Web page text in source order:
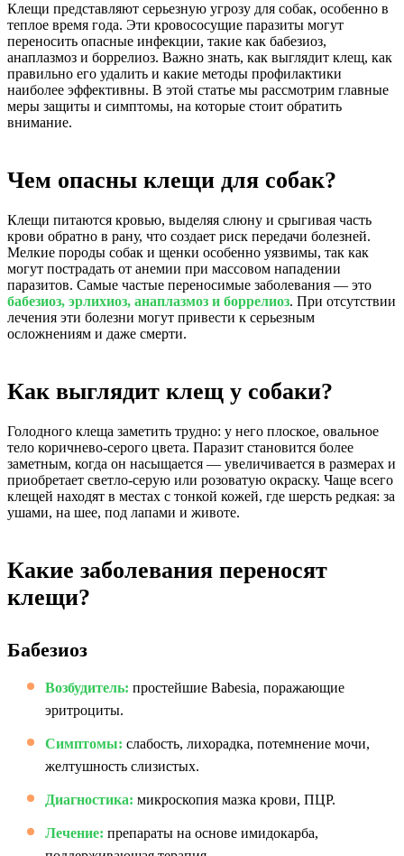
Клещи представляют серьезную угрозу для собак, особенно в
теплое время года. Эти кровососущие паразиты могут
переносить опасные инфекции, такие как бабезиоз,
анаплазмоз и боррелиоз. Важно знать, как выглядит клещ, как
правильно его удалить и какие методы профилактики
наиболее эффективны. В этой статье мы рассмотрим главные
меры защиты и симптомы, на которые стоит обратить
внимание.
Чем опасны клещи для собак?
Клещи питаются кровью, выделяя слюну и срыгивая часть
крови обратно в рану, что создает риск передачи болезней.
Мелкие породы собак и щенки особенно уязвимы, так как
могут пострадать от анемии при массовом нападении
паразитов. Самые частые переносимые заболевания — это
бабезиоз, эрлихиоз, анаплазмоз и боррелиоз. При отсутствии
лечения эти болезни могут привести к серьезным
осложнениям и даже смерти.
Как выглядит клещ у собаки?
Голодного клеща заметить трудно: у него плоское, овальное
тело коричнево-серого цвета. Паразит становится более
заметным, когда он насыщается — увеличивается в размерах и
приобретает светло-серую или розоватую окраску. Чаще всего
клещей находят в местах с тонкой кожей, где шерсть редкая: за
ушами, на шее, под лапами и животе.
Какие заболевания переносят
клещи?
Бабезиоз
Возбудитель: простейшие Babesia, поражающие
эритроциты.
Симптомы: слабость, лихорадка, потемнение мочи,
желтушность слизистых.
Диагностика: микроскопия мазка крови, ПЦР.
Лечение: препараты на основе имидокарба,